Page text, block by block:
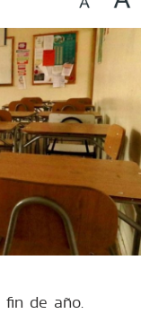
fin de año.